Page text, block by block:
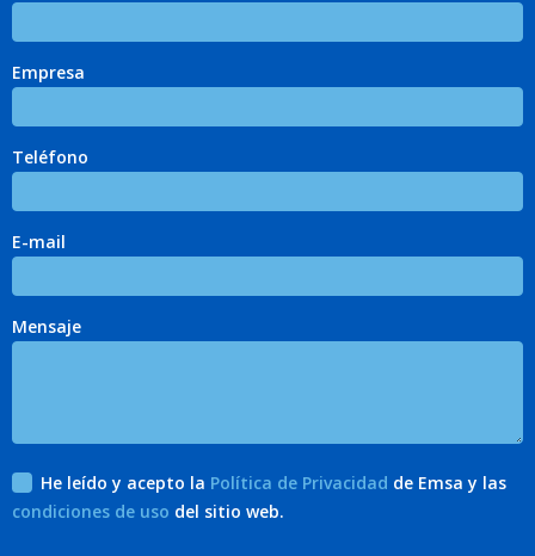
Empresa
Teléfono
E-mail
Mensaje
He leído y acepto la Política de Privacidad de Emsa y las
condiciones de uso del sitio web.